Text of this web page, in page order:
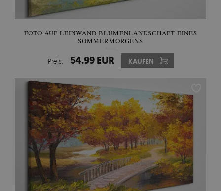
FOTO AUF LEINWAND BLUMENLANDSCHAFT EINES
SOMMERMORGENS
Preis: 54.99 EUR KAUFEN